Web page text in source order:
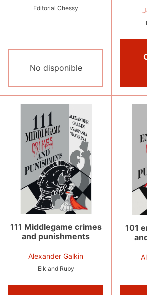
Editorial Chessy
No disponible
111 Middlegame crimes
and punishments
Alexander Galkin
Elk and Ruby
101